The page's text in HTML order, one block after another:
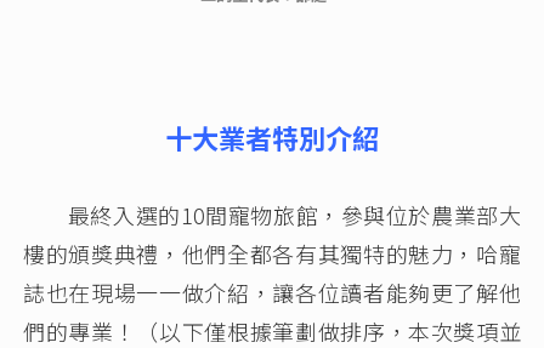
十大業者特別介紹
最終入選的10間寵物旅館，參與位於農業部大
樓的頒獎典禮，他們全都各有其獨特的魅力，哈寵
誌也在現場一一做介紹，讓各位讀者能夠更了解他
們的專業！（以下僅根據筆劃做排序，本次獎項並